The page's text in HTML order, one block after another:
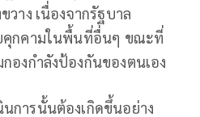
วาง เนื่องจากรัฐบาล
คุกคามในพื้นที่อื่นๆ ขณะที่
องกำลังป้องกันของตนเอง
การนั้นต้องเกิดขึ้นอย่าง